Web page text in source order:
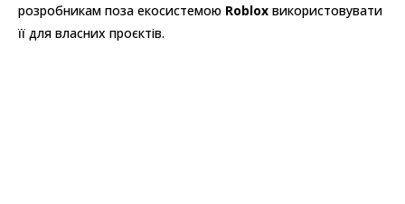
розробникам поза екосистемою Roblox використовувати
її для власних проєктів.